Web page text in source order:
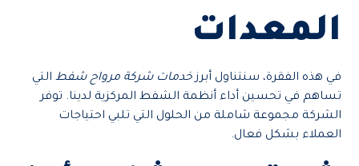
المعدات
في هذه الفقرة، سنتناول أبرزخدمات شركة مرواح شفط التي
تساهم في تحسين أداء أنظمة الشفط المركزية لدينا. توفر
الشركة مجموعة شاملة من الحلول التي تلبي احتياجات
العملاء بشكل فعال.